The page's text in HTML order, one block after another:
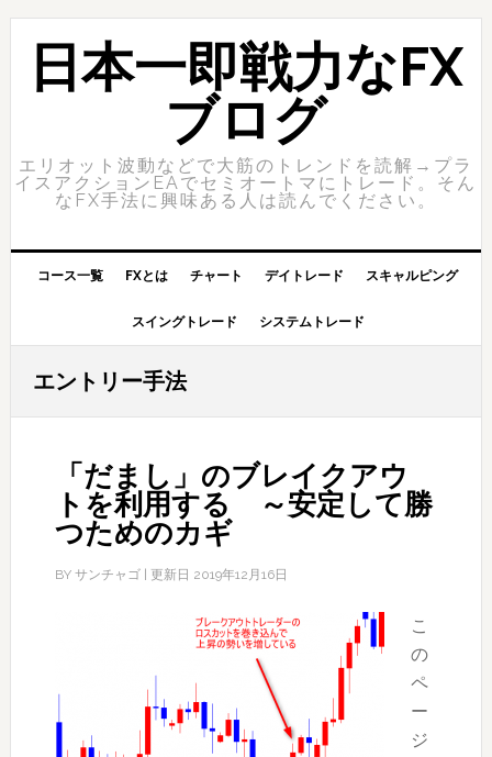
Skip
primary
navigation
Skip
content日本一即戦力なFX
ブログ
エリオット波動などで大筋のトレンドを読解→プラ
イスアクションEAでセミオートマにトレード。そん
なFX手法に興味ある人は読んでください。
コース一覧 FXとは チャート デイトレード スキャルピング
スイングトレード システムトレード
エントリー手法
「だまし」のブレイクアウ
トを利用する ～安定して勝
つためのカギ
BY サンチャゴ| 更新日 2019年12月16日
こ
の
ペ
ー
ジ